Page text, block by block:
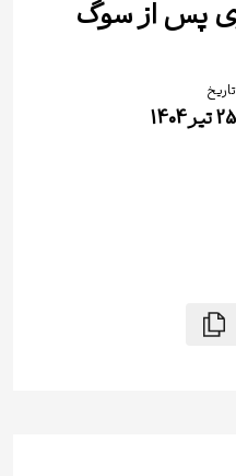
پس ‌از سوگ
تاریخ
25 تیر 1404